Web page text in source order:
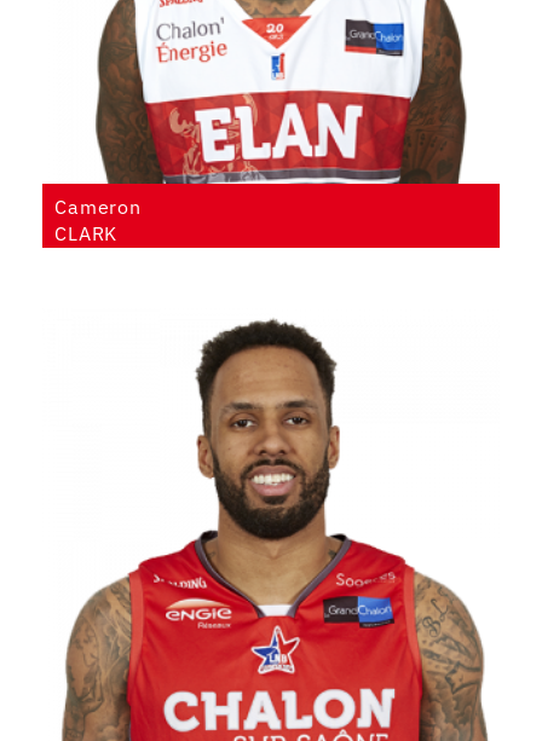
Cameron
CLARK